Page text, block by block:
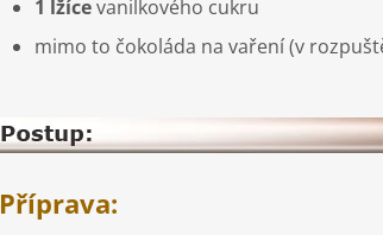
1 lžícevanilkového cukru
mimo to čokoláda na vaření (v
Příprava: